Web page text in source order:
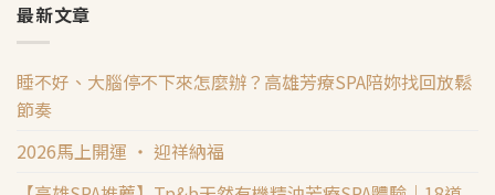
最新文章
睡不好、大腦停不下來怎麼辦？高雄芳療SPA陪妳找回放鬆
節奏
2026馬上開運 ‧ 迎祥納福